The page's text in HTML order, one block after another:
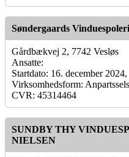
Søndergaards
Gårdbækvej 2, 7742 Vesløs
Ansatte:
Startdato: 16. december 2024,
Virksomhedsform:
CVR: 45314464
SUNDBY THY
NIELSEN